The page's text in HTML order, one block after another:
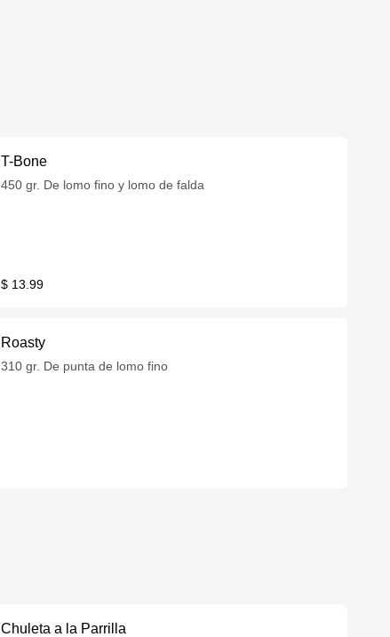
T-Bone
450 gr. De lomo fino y lomo de falda
$ 13.99
Roasty
310 gr. De punta de lomo fino
Chuleta a la Parrilla